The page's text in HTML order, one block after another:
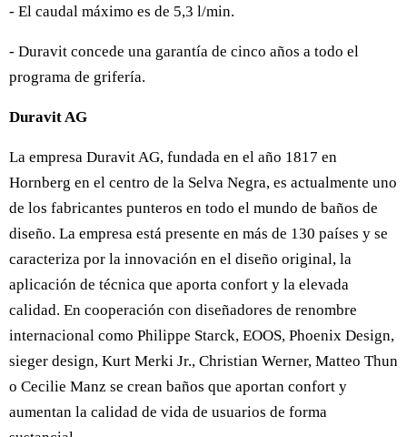
- El caudal máximo es de 5,3 l/min.
- Duravit concede una garantía de cinco años a todo el
programa de grifería.
Duravit AG
La empresa Duravit AG, fundada en el año 1817 en
Hornberg en el centro de la Selva Negra, es actualmente uno
de los fabricantes punteros en todo el mundo de baños de
diseño. La empresa está presente en más de 130 países y se
caracteriza por la innovación en el diseño original, la
aplicación de técnica que aporta confort y la elevada
calidad. En cooperación con diseñadores de renombre
internacional como Philippe Starck, EOOS, Phoenix Design,
sieger design, Kurt Merki Jr., Christian Werner, Matteo Thun
o Cecilie Manz se crean baños que aportan confort y
aumentan la calidad de vida de usuarios de forma